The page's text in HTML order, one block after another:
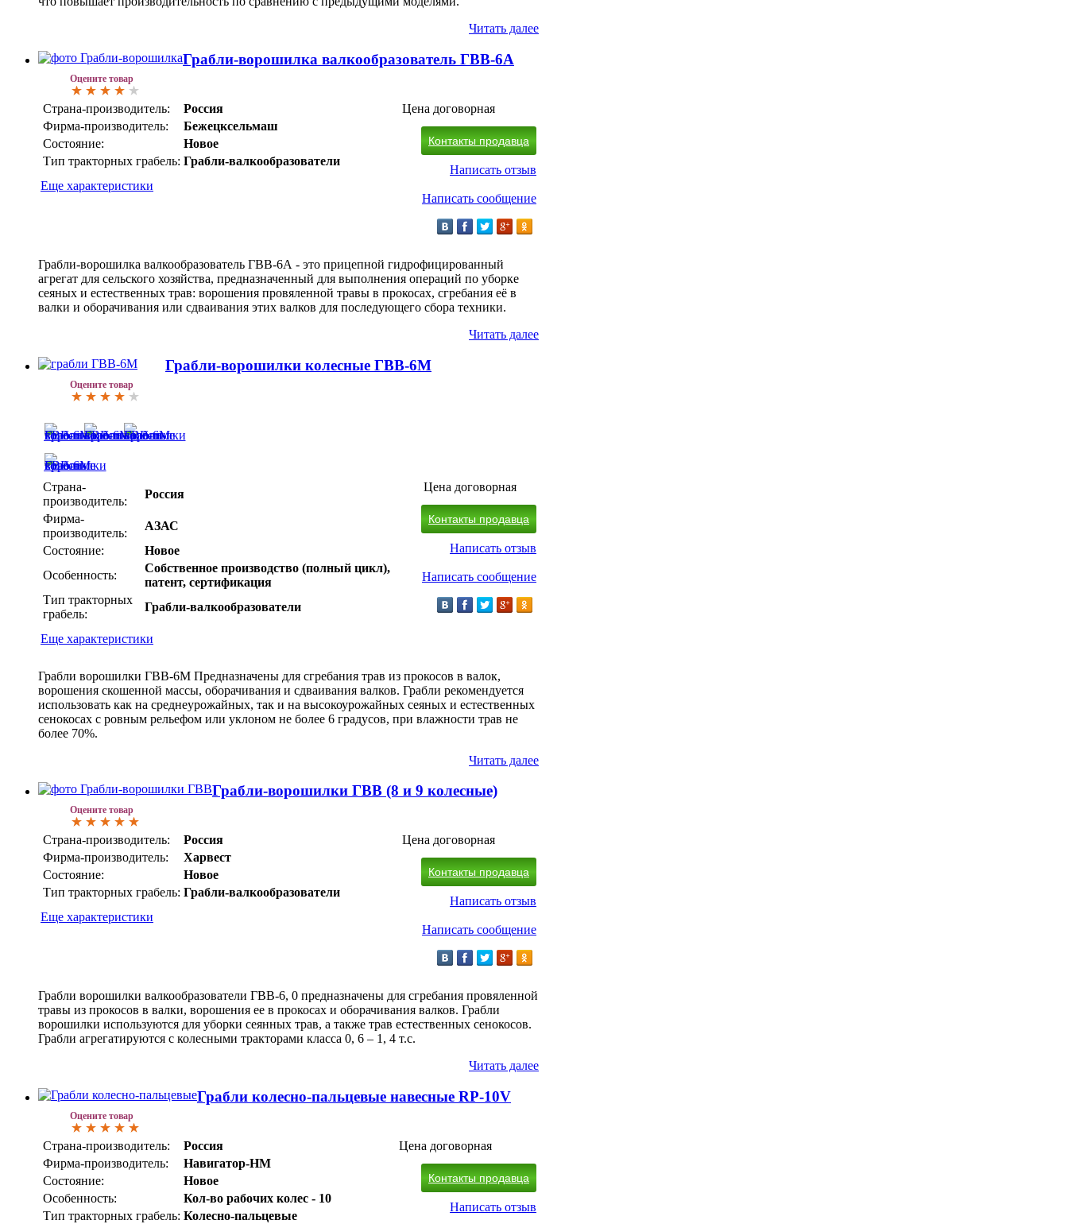
Читать далее
Оцените товар
Грабли-ворошилка валкообразователь ГВВ-6А
Страна-производитель:
Россия
Фирма-производитель:
Бежецксельмаш
Состояние:
Новое
Тип тракторных грабель: Грабли-валкообразователи
Еще характеристики
Цена договорная
Контакты продавца
Написать отзыв
Написать сообщение
Грабли-ворошилка валкообразователь ГВВ-6А - это прицепной гидрофицированный
агрегат для сельского хозяйства, предназначенный для выполнения операций по уборке
сеяных и естественных трав: ворошения провяленной травы в прокосах, сгребания её в
валки и оборачивания или сдваивания этих валков для последующего сбора техники.
Читать далее
Оцените товар
Грабли-ворошилки колесные ГВВ-6М
Страна-
производитель:
Россия
Фирма-
производитель:
АЗАС
Состояние:
Новое
Особенность:
Собственное производство (полный цикл),
патент, сертификация
Тип тракторных
грабель:
Грабли-валкообразователи
Еще характеристики
Цена договорная
Контакты продавца
Написать отзыв
Написать сообщение
Грабли ворошилки ГВВ-6М Предназначены для сгребания трав из прокосов в валок,
ворошения скошенной массы, оборачивания и сдваивания валков. Грабли рекомендуется
использовать как на среднеурожайных, так и на высокоурожайных сеяных и естественных
сенокосах с ровным рельефом или уклоном не более 6 градусов, при влажности трав не
более 70%.
Читать далее
Оцените товар
Грабли-ворошилки ГВВ (8 и 9 колесные)
Страна-производитель:
Россия
Фирма-производитель:
Харвест
Состояние:
Новое
Тип тракторных грабель: Грабли-валкообразователи
Еще характеристики
Цена договорная
Контакты продавца
Написать отзыв
Написать сообщение
Грабли ворошилки валкообразователи ГВВ-6, 0 предназначены для сгребания провяленной
травы из прокосов в валки, ворошения ее в прокосах и оборачивания валков. Грабли
ворошилки используются для уборки сеянных трав, а также трав естественных сенокосов.
Грабли агрегатируются с колесными тракторами класса 0, 6 – 1, 4 т.с.
Читать далее
Оцените товар
Грабли колесно-пальцевые навесные RP-10V
Страна-производитель:
Россия
Фирма-производитель:
Навигатор-НМ
Состояние:
Новое
Особенность:
Кол-во рабочих колес - 10
Тип тракторных грабель: Колесно-пальцевые
Цена договорная
Контакты продавца
Написать отзыв